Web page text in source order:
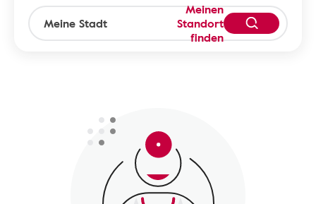
Meinen
Standort
finden